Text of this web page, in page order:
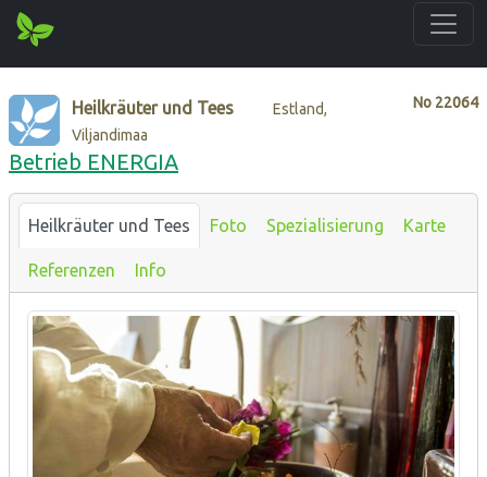
No 22064
Heilkräuter und Tees
Estland,
Viljandimaa
Betrieb ENERGIA
Heilkräuter und Tees Foto Spezialisierung Karte
Referenzen Info